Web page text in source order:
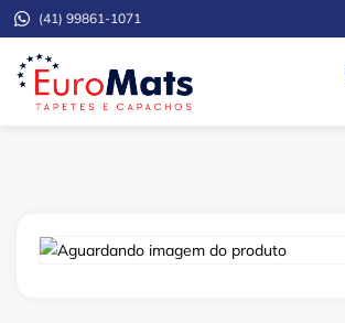
(41) 99861-1071